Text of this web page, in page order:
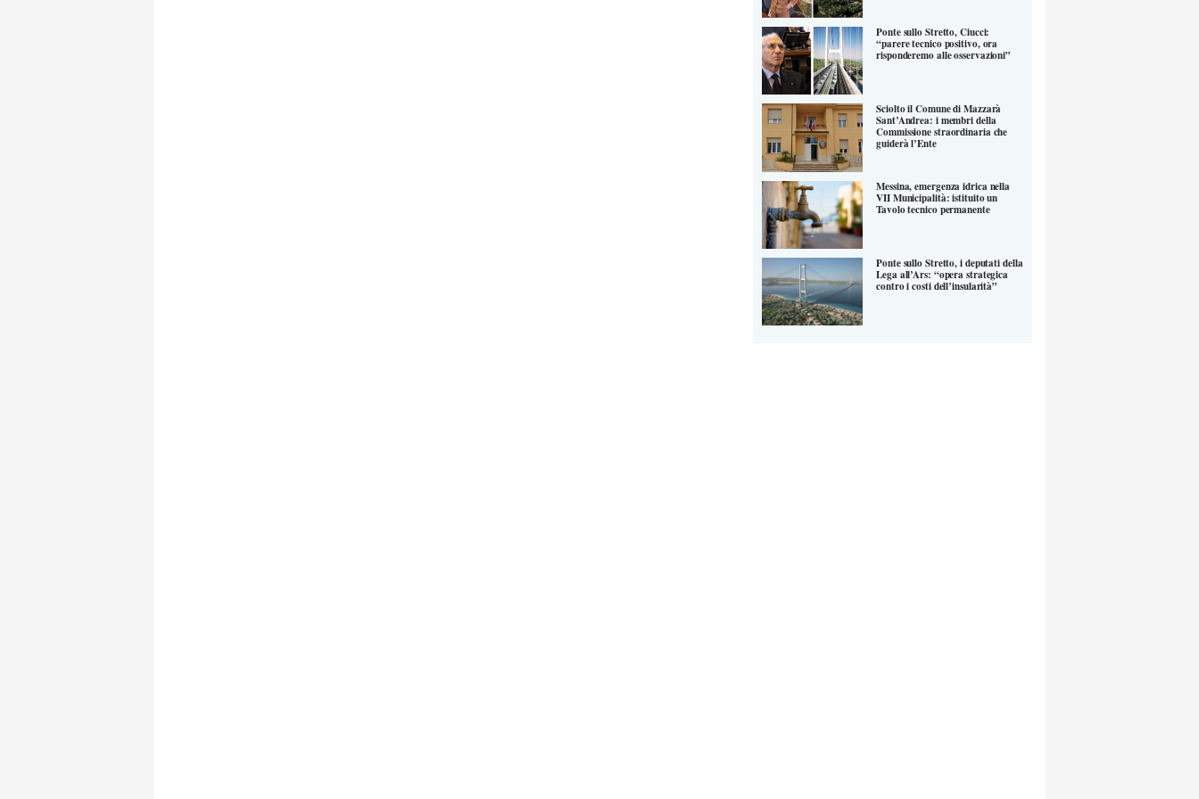
Ponte sullo Stretto, Ciucci:
“parere tecnico positivo, ora
risponderemo alle osservazioni”
Sciolto il Comune di Mazzarà
Sant’Andrea: i membri della
Commissione straordinaria che
guiderà l’Ente
Messina, emergenza idrica nella
VII Municipalità: istituito un
Tavolo tecnico permanente
Ponte sullo Stretto, i deputati della
Lega all’Ars: “opera strategica
contro i costi dell’insularità”